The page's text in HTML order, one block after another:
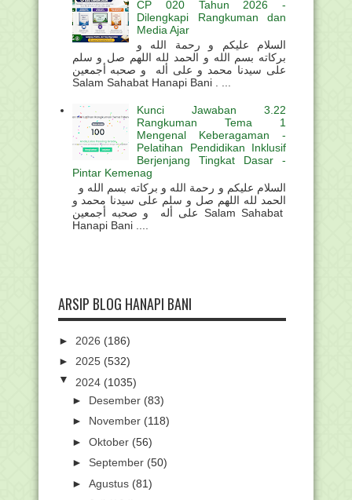
CP 020 Tahun 2026 -
Dilengkapi Rangkuman dan
Media Ajar
السلام عليكم و رحمة الله و
بركاته بسم الله و الحمد لله اللهم صل و سلم
على سيدنا محمد و على أله و صحبه أجمعين
Salam Sahabat Hanapi Bani . ...
Kunci Jawaban 3.22
Rangkuman Tema 1
Mengenal Keberagaman -
Pelatihan Pendidikan Inklusif
Berjenjang Tingkat Dasar -
Pintar Kemenag
الحمد لله اللهم صل و سلم على سيدنا محمد و
على أله و صحبه أجمعين Salam Sahabat
Hanapi Bani ....
ARSIP BLOG HANAPI BANI
► 2026 (186)
► 2025 (532)
▼ 2024 (1035)
► Desember (83)
► November (118)
► Oktober (56)
► September (50)
► Agustus (81)